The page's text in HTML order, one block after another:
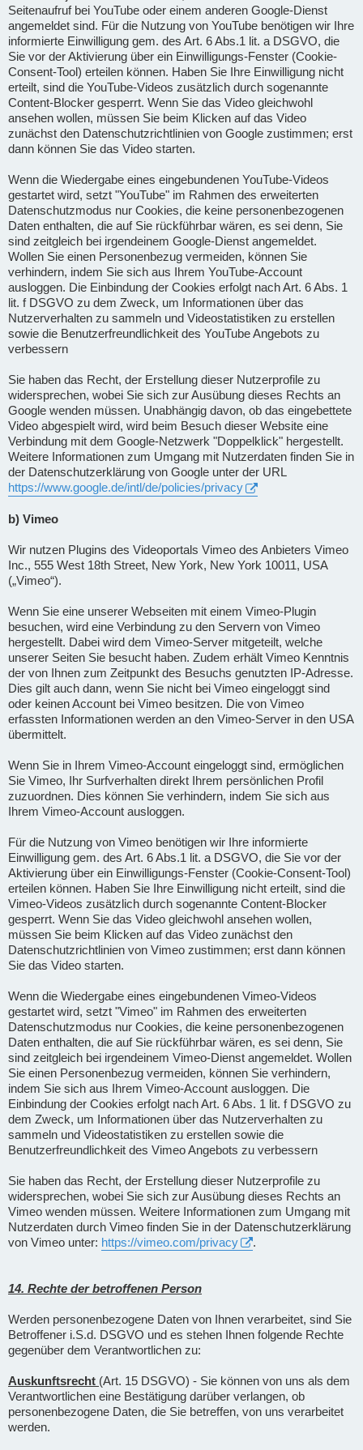
Seitenaufruf bei YouTube oder einem anderen Google-Dienst
angemeldet sind. Für die Nutzung von YouTube benötigen wir Ihre
informierte Einwilligung gem. des Art. 6 Abs.1 lit. a DSGVO, die
Sie vor der Aktivierung über ein Einwilligungs-Fenster (Cookie-
Consent-Tool) erteilen können. Haben Sie Ihre Einwilligung nicht
erteilt, sind die YouTube-Videos zusätzlich durch sogenannte
Content-Blocker gesperrt. Wenn Sie das Video gleichwohl
ansehen wollen, müssen Sie beim Klicken auf das Video
zunächst den Datenschutzrichtlinien von Google zustimmen; erst
dann können Sie das Video starten.
Wenn die Wiedergabe eines eingebundenen YouTube-Videos
gestartet wird, setzt "YouTube" im Rahmen des erweiterten
Datenschutzmodus nur Cookies, die keine personenbezogenen
Daten enthalten, die auf Sie rückführbar wären, es sei denn, Sie
sind zeitgleich bei irgendeinem Google-Dienst angemeldet.
Wollen Sie einen Personenbezug vermeiden, können Sie
verhindern, indem Sie sich aus Ihrem YouTube-Account
ausloggen. Die Einbindung der Cookies erfolgt nach Art. 6 Abs. 1
lit. f DSGVO zu dem Zweck, um Informationen über das
Nutzerverhalten zu sammeln und Videostatistiken zu erstellen
sowie die Benutzerfreundlichkeit des YouTube Angebots zu
verbessern
Sie haben das Recht, der Erstellung dieser Nutzerprofile zu
widersprechen, wobei Sie sich zur Ausübung dieses Rechts an
Google wenden müssen. Unabhängig davon, ob das eingebettete
Video abgespielt wird, wird beim Besuch dieser Website eine
Verbindung mit dem Google-Netzwerk "Doppelklick" hergestellt.
Weitere Informationen zum Umgang mit Nutzerdaten finden Sie in
der Datenschutzerklärung von Google unter der URL
https://www.google.de/intl/de/policies/privacy
b) Vimeo
Wir nutzen Plugins des Videoportals Vimeo des Anbieters Vimeo
Inc., 555 West 18th Street, New York, New York 10011, USA
(„Vimeo“).
Wenn Sie eine unserer Webseiten mit einem Vimeo-Plugin
besuchen, wird eine Verbindung zu den Servern von Vimeo
hergestellt. Dabei wird dem Vimeo-Server mitgeteilt, welche
unserer Seiten Sie besucht haben. Zudem erhält Vimeo Kenntnis
der von Ihnen zum Zeitpunkt des Besuchs genutzten IP-Adresse.
Dies gilt auch dann, wenn Sie nicht bei Vimeo eingeloggt sind
oder keinen Account bei Vimeo besitzen. Die von Vimeo
erfassten Informationen werden an den Vimeo-Server in den USA
übermittelt.
Wenn Sie in Ihrem Vimeo-Account eingeloggt sind, ermöglichen
Sie Vimeo, Ihr Surfverhalten direkt Ihrem persönlichen Profil
zuzuordnen. Dies können Sie verhindern, indem Sie sich aus
Ihrem Vimeo-Account ausloggen.
Für die Nutzung von Vimeo benötigen wir Ihre informierte
Einwilligung gem. des Art. 6 Abs.1 lit. a DSGVO, die Sie vor der
Aktivierung über ein Einwilligungs-Fenster (Cookie-Consent-Tool)
erteilen können. Haben Sie Ihre Einwilligung nicht erteilt, sind die
Vimeo-Videos zusätzlich durch sogenannte Content-Blocker
gesperrt. Wenn Sie das Video gleichwohl ansehen wollen,
müssen Sie beim Klicken auf das Video zunächst den
Datenschutzrichtlinien von Vimeo zustimmen; erst dann können
Sie das Video starten.
Wenn die Wiedergabe eines eingebundenen Vimeo-Videos
gestartet wird, setzt "Vimeo" im Rahmen des erweiterten
Datenschutzmodus nur Cookies, die keine personenbezogenen
Daten enthalten, die auf Sie rückführbar wären, es sei denn, Sie
sind zeitgleich bei irgendeinem Vimeo-Dienst angemeldet. Wollen
Sie einen Personenbezug vermeiden, können Sie verhindern,
indem Sie sich aus Ihrem Vimeo-Account ausloggen. Die
Einbindung der Cookies erfolgt nach Art. 6 Abs. 1 lit. f DSGVO zu
dem Zweck, um Informationen über das Nutzerverhalten zu
sammeln und Videostatistiken zu erstellen sowie die
Benutzerfreundlichkeit des Vimeo Angebots zu verbessern
Sie haben das Recht, der Erstellung dieser Nutzerprofile zu
widersprechen, wobei Sie sich zur Ausübung dieses Rechts an
Vimeo wenden müssen. Weitere Informationen zum Umgang mit
Nutzerdaten durch Vimeo finden Sie in der Datenschutzerklärung
von Vimeo unter: https://vimeo.com/privacy .
14. Rechte der betroffenen Person
Werden personenbezogene Daten von Ihnen verarbeitet, sind Sie
Betroffener i.S.d. DSGVO und es stehen Ihnen folgende Rechte
gegenüber dem Verantwortlichen zu:
Auskunftsrecht (Art. 15 DSGVO) - Sie können von uns als dem
Verantwortlichen eine Bestätigung darüber verlangen, ob
personenbezogene Daten, die Sie betreffen, von uns verarbeitet
werden.